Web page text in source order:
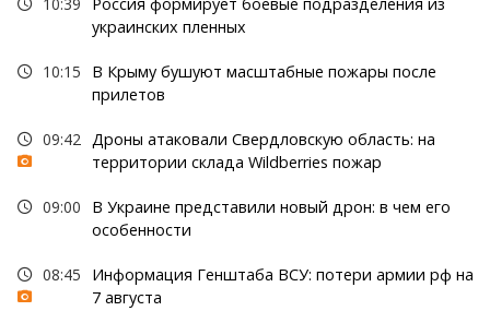
украинских пленных
10:15
В Крыму бушуют масштабные пожары после
прилетов
09:42 Дроны атаковали Свердловскую область: на
территории склада Wildberries пожар
09:00
В Украине представили новый дрон: в чем его
особенности
08:45
Информация Генштаба ВСУ: потери армии рф на
7 августа